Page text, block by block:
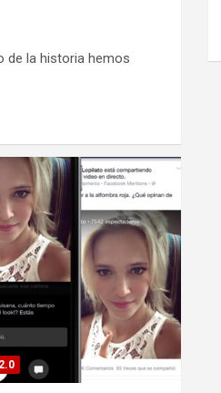
de la historia hemos